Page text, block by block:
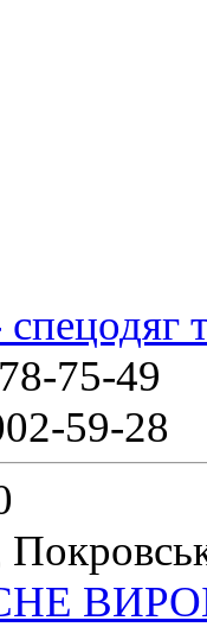
75-49
59-28